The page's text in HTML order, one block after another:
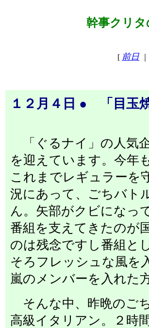
幹事クリタ
[ 前日
１２月４日 ● 「目玉
「ぐるナイ」の人気
を迎えています。今年
これまでレギュラーを
況にあって、ごちバト
ん。矢部がクビになっ
番組を支えてきたのが
のは残念ですし番組と
そろフレッシュな風を
嵐のメンバーを入れた
そんな中、昨晩のご
高級イタリアン。２時